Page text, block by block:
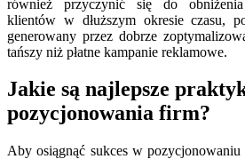
również przyczynić się do
klientów w dłuższym okresie czasu,
generowany przez dobrze
tańszy niż płatne kampanie reklamowe.
Jakie są najlepsze
pozycjonowania firm?
Aby osiągnąć sukces w